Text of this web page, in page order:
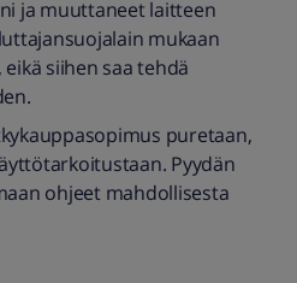
ja muuttaneet laitteen
mukaan
siihen saa tehdä
puretaan,
Pyydän
ohjeet mahdollisesta